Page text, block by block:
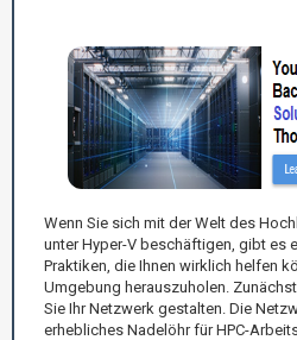
Wenn Sie sich mit der Welt des
unter Hyper-V beschäftigen, gibt es
Praktiken, die Ihnen wirklich helfen
Umgebung herauszuholen.
Sie Ihr Netzwerk gestalten. Die
erhebliches Nadelöhr für HPC-